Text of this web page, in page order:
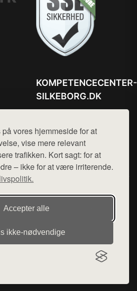
vores hjemmeside for at
vise mere relevant
trafikken. Kort sagt: for at
– ikke for at være irriterende.
Accepter alle
ikke‑nødvendige
KOMPETENCECENTER-
SILKEBORG.DK
Mail:hej@want.dk
Cookie- og privatlivspolitik
want.dk, der udgiver en række
af forskellige produkter fra
ikke varer fra denne side - vi
sælger varen. Vi har heller ikke
silkeborg.dk. Alle rettigheder